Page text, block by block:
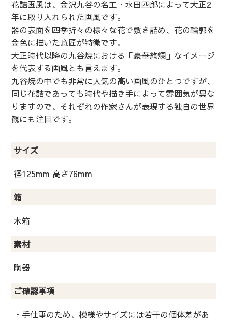
花詰画風は、金沢九谷の名工・水田四郎によって大正2
年に取り入れられた画風です。
器の表面を四季折々の様々な花で敷き詰め、花の輪郭を
金色に描いた意匠が特徴です。
大正時代以降の九谷焼における「豪華絢爛」なイメージ
を代表する画風とも言えます。
九谷焼の中でも非常に人気の高い画風のひとつですが、
同じ花詰であっても時代や描き手によって雰囲気が異な
りますので、それぞれの作家さんが表現する独自の世界
観にも注目です。
サイズ
径125mm 高さ76mm
箱
木箱
素材
陶器
ご確認事項
・手仕事のため、模様やサイズには若干の個体差があ